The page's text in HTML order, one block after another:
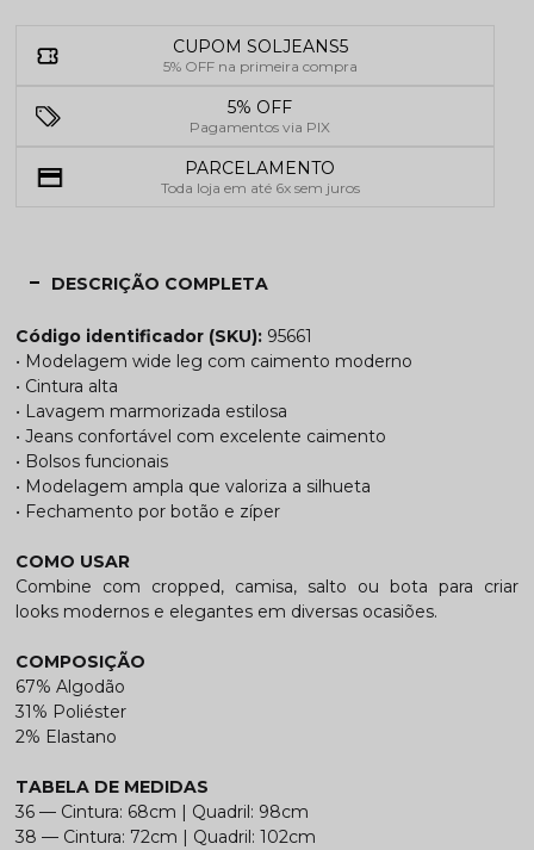
CUPOM SOLJEANS5
5% OFF na primeira compra
5% OFF
Pagamentos via PIX
PARCELAMENTO
Toda loja em até 6x sem juros
DESCRIÇÃO COMPLETA
Código identificador (SKU): 95661
• Modelagem wide leg com caimento moderno
• Cintura alta
• Lavagem marmorizada estilosa
• Jeans confortável com excelente caimento
• Bolsos funcionais
• Modelagem ampla que valoriza a silhueta
• Fechamento por botão e zíper
COMO USAR
Combine com cropped, camisa, salto ou bota para criar
looks modernos e elegantes em diversas ocasiões.
COMPOSIÇÃO
67% Algodão
31% Poliéster
2% Elastano
TABELA DE MEDIDAS
36 — Cintura: 68cm | Quadril: 98cm
38 — Cintura: 72cm | Quadril: 102cm